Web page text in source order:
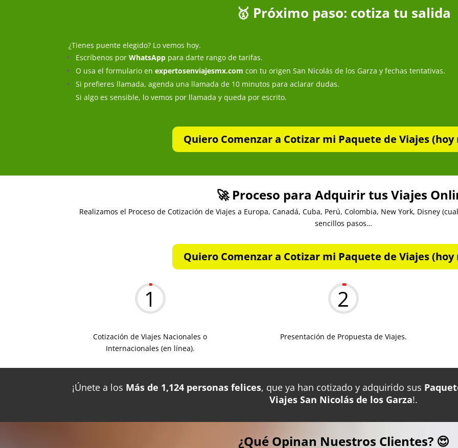
🥇 Próximo paso: cotiza tu salida
¿Tienes puente elegido? Lo vemos hoy.
Escríbenos porWhatsApp para darte rango de tarifas.
O usa el formulario enexpertosenviajesmx.com con tu origen San Nicolás de los Garza y fechas tentativas.
Si prefieres llamada, agenda una llamada de 10 minutos para aclarar dudas.
Si algo es sensible, lo vemos por llamada y queda por escrito.
Quiero Comenzar a Cotizar mi Paquete de Viajes
🚀 Proceso para Adquirir tus Viajes
Realizamos el Proceso de Cotización de Viajes a Europa, Canadá, Cuba, Perú, Colombia, New York, Disney
sencillos pasos…
Quiero Comenzar a Cotizar mi Paquete de Viajes
1
Cotización de Viajes Nacionales o
Internacionales (en línea).
2
Presentación de Propuesta de Viajes.
¡Únete a los Más de 1,124 personas felices, que ya han cotizado y adquirido sus
Viajes San Nicolás de los Garza!.
¿Qué Opinan Nuestros Clientes? 😍